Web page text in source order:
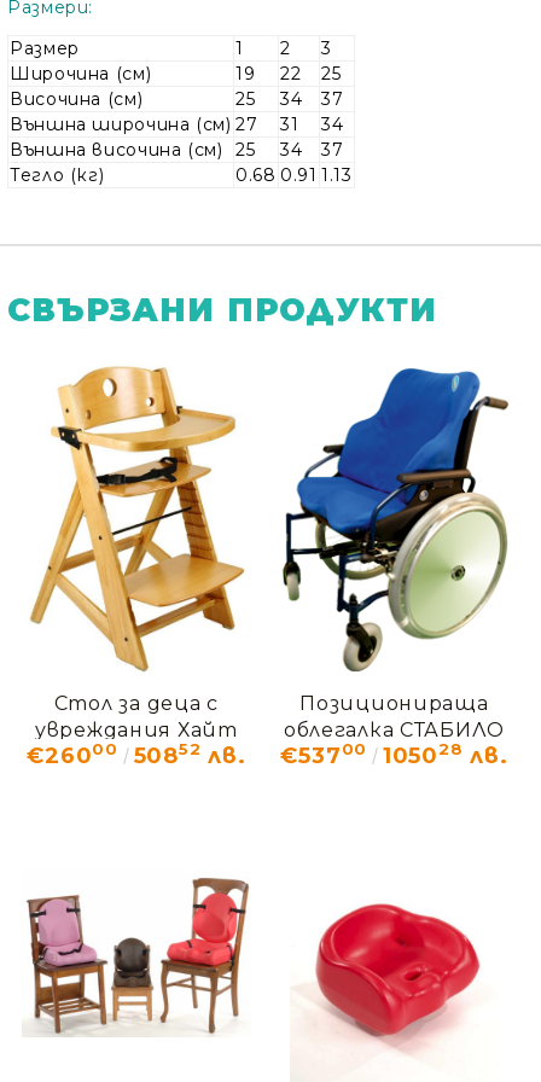
Размери:
Размер
1 2
3
Широчина (см)
19 22
25
Височина (см)
25 34
37
Външна широчина (см) 27 31
34
Външна височина (см)
25 34
37
Тегло (кг)
0.68 0.91 1.13
СВЪРЗАНИ ПРОДУКТИ
Стол за деца с
увреждания Хайт
Райт
€26000 50852 лв.
Позиционираща
облегалка СТАБИЛО
€53700 105028 лв.